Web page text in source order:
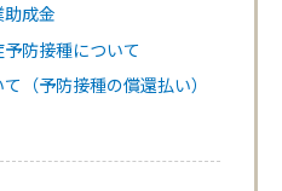
成金
防接種について
（予防接種の償還払い）